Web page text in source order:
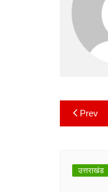
k
Post
Prev
उत्तराखंड